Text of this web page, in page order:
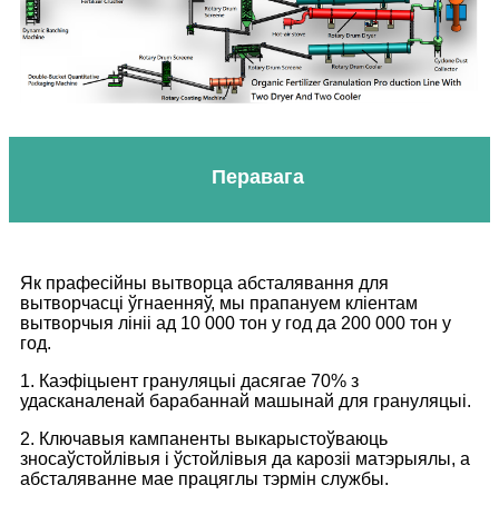
Перавага
Як прафесійны вытворца абсталявання для
вытворчасці ўгнаенняў, мы прапануем кліентам
вытворчыя лініі ад 10 000 тон у год да 200 000 тон у
год.
1. Каэфіцыент грануляцыі дасягае 70% з
удасканаленай барабаннай машынай для грануляцыі.
2. Ключавыя кампаненты выкарыстоўваюць
зносаўстойлівыя і ўстойлівыя да карозіі матэрыялы, а
абсталяванне мае працяглы тэрмін службы.